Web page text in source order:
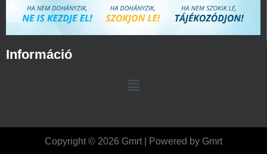
Információ
Copyright © 2026 Gmrt | Powered by Gmrt